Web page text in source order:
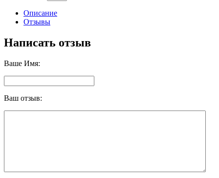
Описание
Отзывы
Написать отзыв
Ваше Имя:
Ваш отзыв: